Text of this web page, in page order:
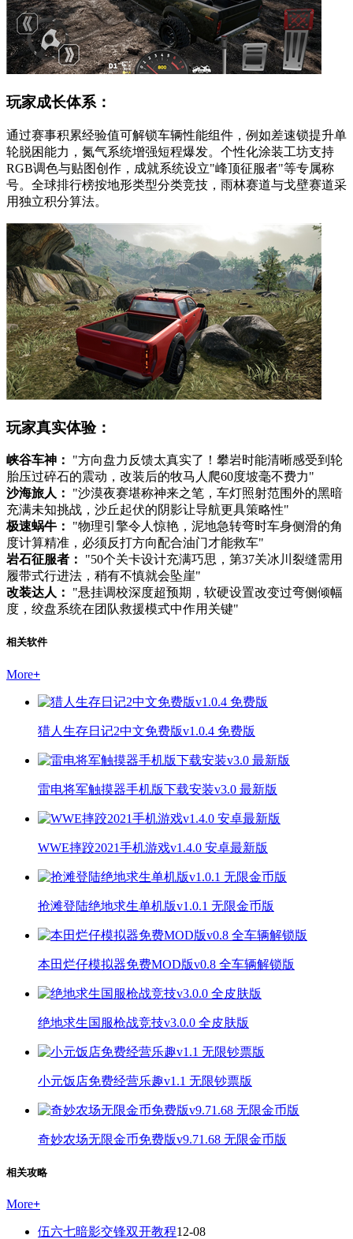
玩家成长体系：
通过赛事积累经验值可解锁车辆性能组件，例如差速锁提升单
轮脱困能力，氮气系统增强短程爆发。个性化涂装工坊支持
RGB调色与贴图创作，成就系统设立"峰顶征服者"等专属称
号。全球排行榜按地形类型分类竞技，雨林赛道与戈壁赛道采
用独立积分算法。
玩家真实体验：
峡谷车神：
"方向盘力反馈太真实了！攀岩时能清晰感受到轮
胎压过碎石的震动，改装后的牧马人爬60度坡毫不费力"
沙海旅人：
"沙漠夜赛堪称神来之笔，车灯照射范围外的黑暗
充满未知挑战，沙丘起伏的阴影让导航更具策略性"
极速蜗牛：
"物理引擎令人惊艳，泥地急转弯时车身侧滑的角
度计算精准，必须反打方向配合油门才能救车"
岩石征服者：
"50个关卡设计充满巧思，第37关冰川裂缝需用
履带式行进法，稍有不慎就会坠崖"
改装达人：
"悬挂调校深度超预期，软硬设置改变过弯侧倾幅
度，绞盘系统在团队救援模式中作用关键"
相关软件
More+
猎人生存日记2中文免费版v1.0.4 免费版
雷电将军触摸器手机版下载安装v3.0 最新版
WWE摔跤2021手机游戏v1.4.0 安卓最新版
抢滩登陆绝地求生单机版v1.0.1 无限金币版
本田烂仔模拟器免费MOD版v0.8 全车辆解锁版
绝地求生国服枪战竞技v3.0.0 全皮肤版
小元饭店免费经营乐趣v1.1 无限钞票版
奇妙农场无限金币免费版v9.71.68 无限金币版
相关攻略
More+
伍六七暗影交锋双开教程12-08